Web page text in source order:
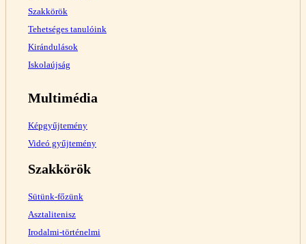
Szakkörök
Tehetséges tanulóink
Kirándulások
Iskolaújság
Multimédia
Képgyűjtemény
Videó gyűjtemény
Szakkörök
Sütünk-főzünk
Asztalitenisz
Irodalmi-történelmi